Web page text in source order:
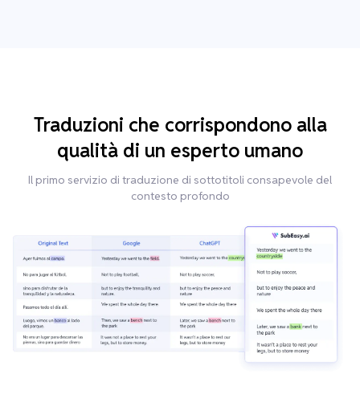
Traduzioni che corrispondono alla
qualità di un esperto umano
Il primo servizio di traduzione di sottotitoli consapevole del
contesto profondo